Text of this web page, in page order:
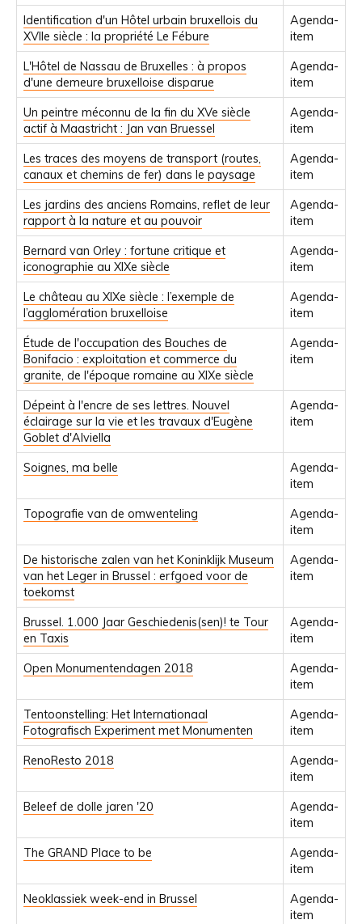
Identification d'un Hôtel urbain bruxellois du
XVIIe siècle : la propriété Le Fébure
Agenda-
item
L'Hôtel de Nassau de Bruxelles : à propos
d'une demeure bruxelloise disparue
Agenda-
item
Un peintre méconnu de la fin du XVe siècle
actif à Maastricht : Jan van Bruessel
Agenda-
item
Les traces des moyens de transport (routes,
canaux et chemins de fer) dans le paysage
Agenda-
item
Les jardins des anciens Romains, reflet de leur
rapport à la nature et au pouvoir
Agenda-
item
Bernard van Orley : fortune critique et
iconographie au XIXe siècle
Agenda-
item
Le château au XIXe siècle : l’exemple de
l’agglomération bruxelloise
Agenda-
item
Étude de l'occupation des Bouches de
Bonifacio : exploitation et commerce du
granite, de l'époque romaine au XIXe siècle
Agenda-
item
Dépeint à l'encre de ses lettres. Nouvel
éclairage sur la vie et les travaux d'Eugène
Goblet d'Alviella
Agenda-
item
Soignes, ma belle
Agenda-
item
Topografie van de omwenteling
Agenda-
item
De historische zalen van het Koninklijk Museum
van het Leger in Brussel : erfgoed voor de
toekomst
Agenda-
item
Brussel. 1.000 Jaar Geschiedenis(sen)! te Tour
en Taxis
Agenda-
item
Open Monumentendagen 2018
Agenda-
item
Tentoonstelling: Het Internationaal
Fotografisch Experiment met Monumenten
Agenda-
item
RenoResto 2018
Agenda-
item
Beleef de dolle jaren '20
Agenda-
item
The GRAND Place to be
Agenda-
item
Neoklassiek week-end in Brussel
Agenda-
item